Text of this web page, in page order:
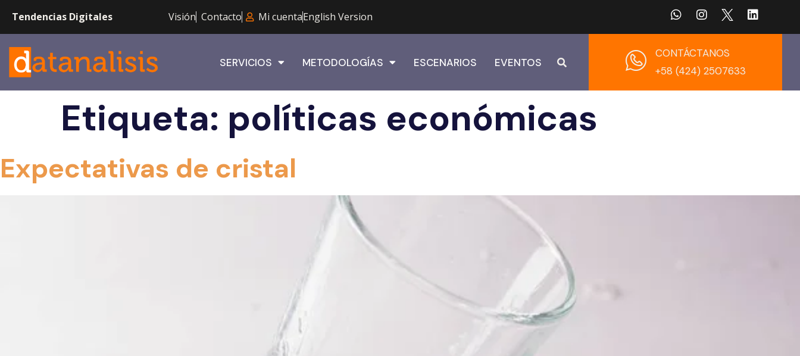
Tendencias Digitales Visión Contacto Mi cuentaEnglish Version
SERVICIOS METODOLOGÍAS ESCENARIOS EVENTOS
CONTÁCTANOS
+58 (424) 2507633
Etiqueta: políticas económicas
Expectativas de cristal